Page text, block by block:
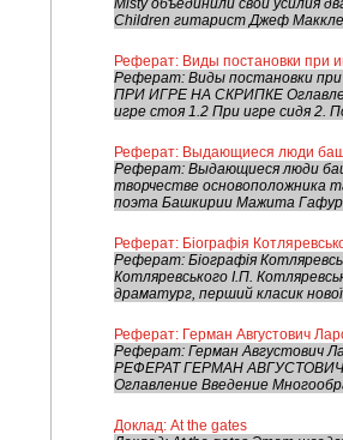
Misty объединили свои усилия
Children гитарист Джеф
Реферат: Виды постановки при
Реферат: Виды постановки
ПРИ ИГРЕ НА СКРИПКЕ
игре стоя 1.2 При игре сидя 2.
Реферат: Выдающиеся люди
Реферат: Выдающиеся люди
творчестве основоположника
поэта Башкирии Мажита
Реферат: Біографія
Реферат: Біографія
Котляревського І.П.
драматург, перший класик
Реферат: Герман Августович
Реферат: Герман Августович
РЕФЕРАТ ГЕРМАН
Оглавление Введение
Доклад: At the gates